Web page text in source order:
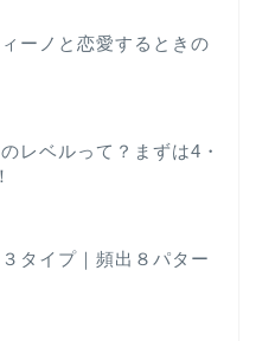
ーノと恋愛するときの
レベルって？まずは4・
タイプ｜頻出８パター